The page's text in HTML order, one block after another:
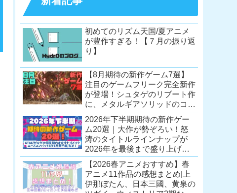
初めてのリズム天国/夏アニメ
が豊作すぎる！【７月の振り返
り】
【8月期待の新作ゲーム7選】
注目のゲームフリーク完全新作
が登場！シュタゲのリブート作
に、メタルギアソリッドのコレ
クション第2弾も。夏休みを盛
り上げるタイトル大集合！
【Switch2/PS5/PC】
2026年下半期期待の新作ゲー
ム20選｜大作が勢ぞろい！怒
涛のタイトルラインナップが
2026年を最後まで盛り上げ
る！【Switch2/PS5/Xbox/PC】
【2026春アニメおすすめ】春
アニメ11作品の感想まとめ|上
伊那ぼたん、日本三國、黄泉の